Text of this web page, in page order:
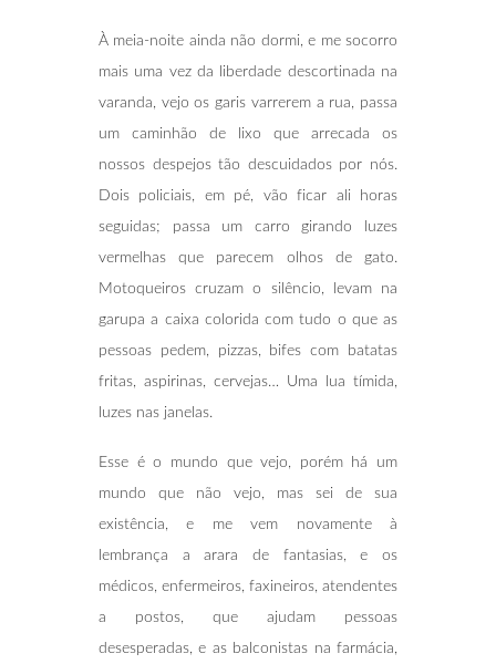
À meia-noite ainda não dormi, e me socorro
mais uma vez da liberdade descortinada na
varanda, vejo os garis varrerem a rua, passa
um caminhão de lixo que arrecada os
nossos despejos tão descuidados por nós.
Dois policiais, em pé, vão ficar ali horas
seguidas; passa um carro girando luzes
vermelhas que parecem olhos de gato.
Motoqueiros cruzam o silêncio, levam na
garupa a caixa colorida com tudo o que as
pessoas pedem, pizzas, bifes com batatas
fritas, aspirinas, cervejas… Uma lua tímida,
luzes nas janelas.
Esse é o mundo que vejo, porém há um
mundo que não vejo, mas sei de sua
existência, e me vem novamente à
lembrança a arara de fantasias, e os
médicos, enfermeiros, faxineiros, atendentes
a postos, que ajudam pessoas
desesperadas, e as balconistas na farmácia,